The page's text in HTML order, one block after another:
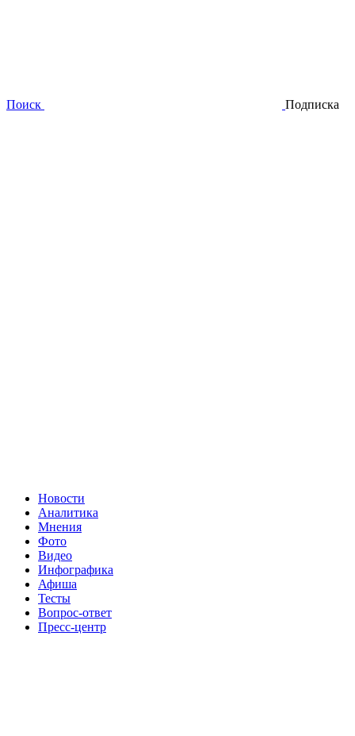
Поиск Подписка
Новости
Аналитика
Мнения
Фото
Видео
Инфографика
Афиша
Тесты
Вопрос-ответ
Пресс-центр